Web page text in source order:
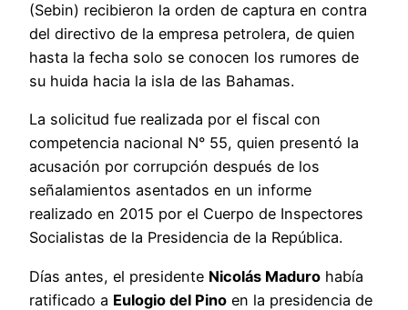
(Sebin) recibieron la orden de captura en contra
del directivo de la empresa petrolera, de quien
hasta la fecha solo se conocen los rumores de
su huida hacia la isla de las Bahamas.
La solicitud fue realizada por el fiscal con
competencia nacional N° 55, quien presentó la
acusación por corrupción después de los
señalamientos asentados en un informe
realizado en 2015 por el Cuerpo de Inspectores
Socialistas de la Presidencia de la República.
Días antes, el presidente Nicolás Maduro había
ratificado a Eulogio del Pino en la presidencia de